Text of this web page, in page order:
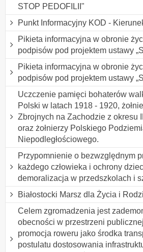
STOP PEDOFILII"
Punkt Informacyjny KOD -
Pikieta informacyjna w obronie
podpisów pod projektem ustawy
Pikieta informacyjna w obronie
podpisów pod projektem ustawy
Uczczenie pamięci bohaterów
Polski w latach 1918 - 1920,
Zbrojnych na Zachodzie z okresu
oraz żołnierzy Polskiego
Niepodległościowego.
Przypomnienie o bezwzględnym
każdego człowieka i ochrony
demoralizacja w przedszkolach i
Białostocki Marsz dla Życia i
Celem zgromadzenia jest
obecności w przestrzeni
promocja roweru jako środka
postulatu dostosowania